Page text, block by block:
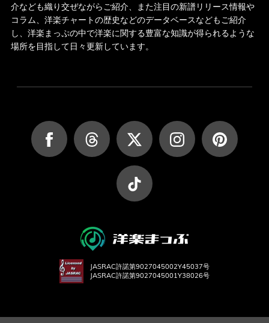
介なども織り交ぜながらご紹介、また注目の新譜リリース情報や
コラム、洋楽チャートの歴史などのデータベースなどもご紹介
し、洋楽まっぷの中で洋楽に関する豊富な知識が得られるような
場所を目指して日々更新しています。
JASRAC許諾第9027045002Y45037号
JASRAC許諾第9027045001Y38026号